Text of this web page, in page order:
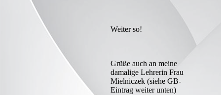
Weiter so!
Grüße auch an meine
damalige Lehrerin Frau
Mielniczek (siehe GB-
Eintrag weiter unten)